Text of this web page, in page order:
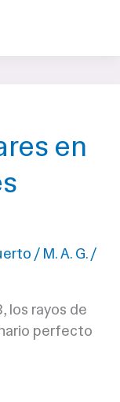
en
/ M. A. G./
los rayos de
perfecto